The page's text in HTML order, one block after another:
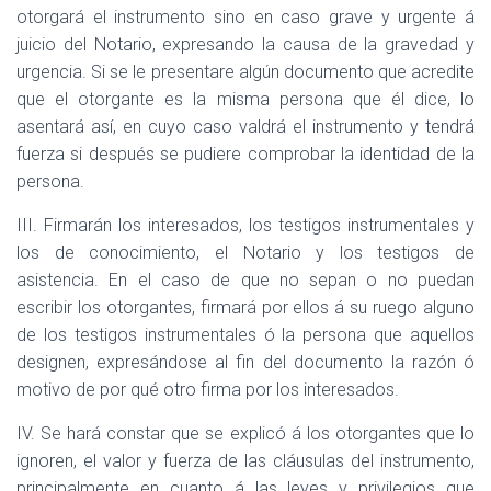
otorgará el instrumento sino en caso grave y urgente á
juicio del Notario, expresando la causa de la gravedad y
urgencia. Si se le presentare algún documento que acredite
que el otorgante es la misma persona que él dice, lo
asentará así, en cuyo caso valdrá el instrumento y tendrá
fuerza si después se pudiere comprobar la identidad de la
persona.
III. Firmarán los interesados, los testigos instrumentales y
los de conocimiento, el Notario y los testigos de
asistencia. En el caso de que no sepan o no puedan
escribir los otorgantes, firmará por ellos á su ruego alguno
de los testigos instrumentales ó la persona que aquellos
designen, expresándose al fin del documento la razón ó
motivo de por qué otro firma por los interesados.
IV. Se hará constar que se explicó á los otorgantes que lo
ignoren, el valor y fuerza de las cláusulas del instrumento,